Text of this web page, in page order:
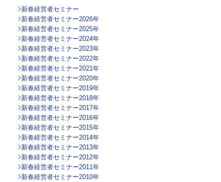
新春経営者セミナー
新春経営者セミナー2026年
新春経営者セミナー2025年
新春経営者セミナー2024年
新春経営者セミナー2023年
新春経営者セミナー2022年
新春経営者セミナー2021年
新春経営者セミナー2020年
新春経営者セミナー2019年
新春経営者セミナー2018年
新春経営者セミナー2017年
新春経営者セミナー2016年
新春経営者セミナー2015年
新春経営者セミナー2014年
新春経営者セミナー2013年
新春経営者セミナー2012年
新春経営者セミナー2011年
新春経営者セミナー2010年